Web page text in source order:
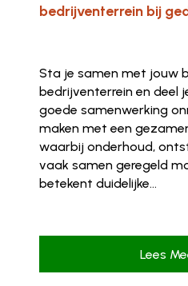
bedrijventerrein bij
Sta je samen met jouw
bedrijventerrein en deel
goede samenwerking
maken met een
waarbij onderhoud,
vaak samen geregeld
betekent duidelijke...
Lees